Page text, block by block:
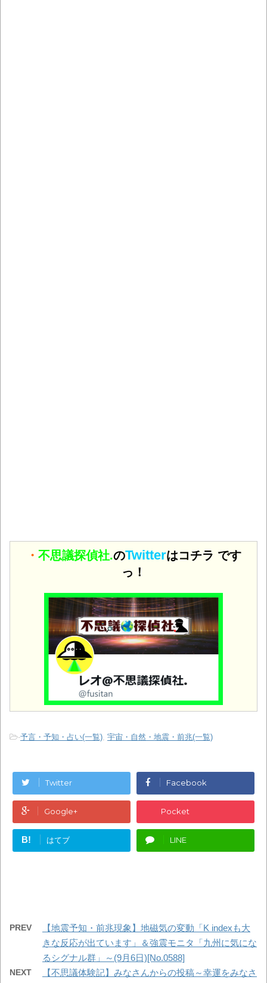
・ 不思議探偵社.のTwitterはコチラ です
っ！
-予言・予知・占い(一覧) 宇宙・自然・地震・前兆(一覧)
Twitter Facebook
Google+ Pocket
B! はてブ LINE
PREV
【地震予知・前兆現象】地磁気の変動「K indexも大
きな反応が出ています」＆強震モニタ「九州に気にな
るシグナル群」～(9月6日)[No.0588]
NEXT
【不思議体験記】みなさんからの投稿～幸運をみなさ